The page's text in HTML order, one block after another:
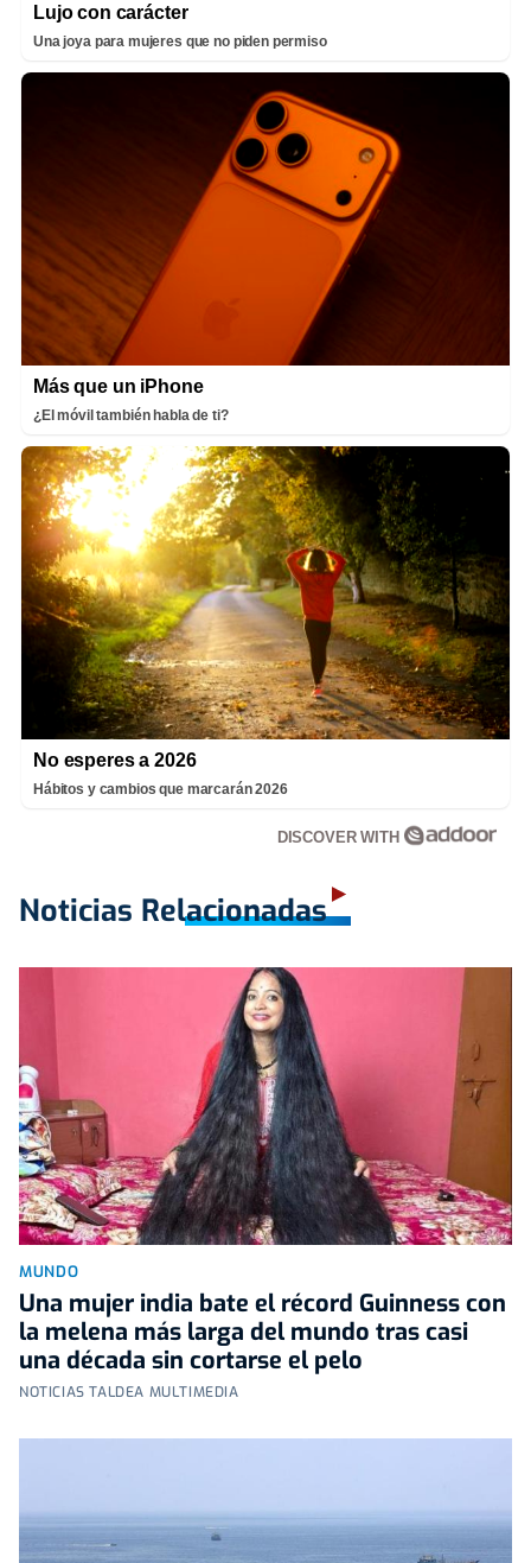
Lujo con carácter
Una joya para mujeres que no piden permiso
Más que un iPhone
¿El móvil también habla de ti?
No esperes a 2026
Hábitos y cambios que marcarán 2026
DISCOVER WITH
Noticias Relacionadas
MUNDO
Una mujer india bate el récord Guinness con
la melena más larga del mundo tras casi
una década sin cortarse el pelo
NOTICIAS TALDEA MULTIMEDIA